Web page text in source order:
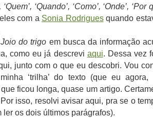
‘Quem’, ‘Quando’, ‘Como’, ‘Onde’, ‘Por
com a Sonia Rodriguesquando
Joio do trigo em busca da informação
como eu já descrevi aqui. Dessa vez
junto com o que eu descobri. Vou
‘trilha’ do texto (que eu agora,
ficou longa, quase um artigo.
isso, resolvi avisar aqui, pra se o
ler os dois últimos parágrafos).